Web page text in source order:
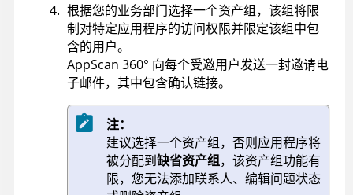
根据您的业务部门选择一个资产组，该组将限
制对特定应用程序的访问权限并限定该组中包
含的用户。
AppScan 360° 向每个受邀用户发送一封邀请电
子邮件，其中包含确认链接。
注：
建议选择一个资产组，否则应用程序将
被分配到缺省资产组，该资产组功能有
限，您无法添加联系人、编辑问题状态